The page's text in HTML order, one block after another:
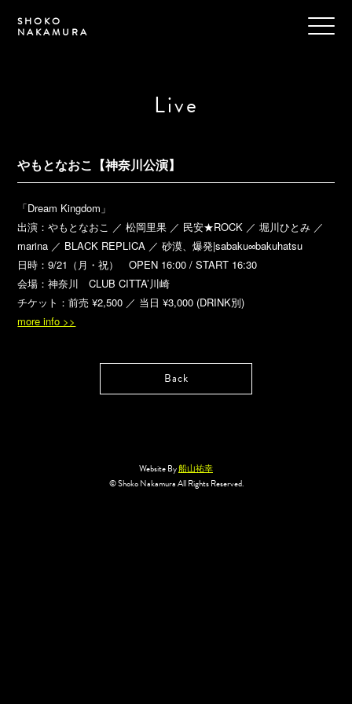
SHOKO
NAKAMURA
Live
やもとなおこ【神奈川公演】
「Dream Kingdom」
出演：やもとなおこ ／ 松岡里果 ／ 民安★ROCK ／ 堀川ひとみ ／
marina ／ BLACK REPLICA ／ 砂漠、爆発|sabaku∞bakuhatsu
日時：9/21（月・祝） OPEN 16:00 / START 16:30
会場：神奈川 CLUB CITTA’川崎
チケット：前売 ¥2,500 ／ 当日 ¥3,000 (DRINK別)
more info >>
Back
Website By船山祐幸
© Shoko Nakamura All Rights Reserved.